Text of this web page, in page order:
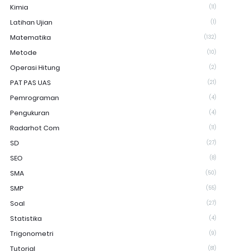
Kimia (11)
Latihan Ujian (1)
Matematika (132)
Metode (10)
Operasi Hitung (2)
PAT PAS UAS (21)
Pemrograman (4)
Pengukuran (4)
Radarhot Com (11)
SD (27)
SEO (8)
SMA (50)
SMP (55)
Soal (27)
Statistika (4)
Trigonometri (9)
Tutorial (81)